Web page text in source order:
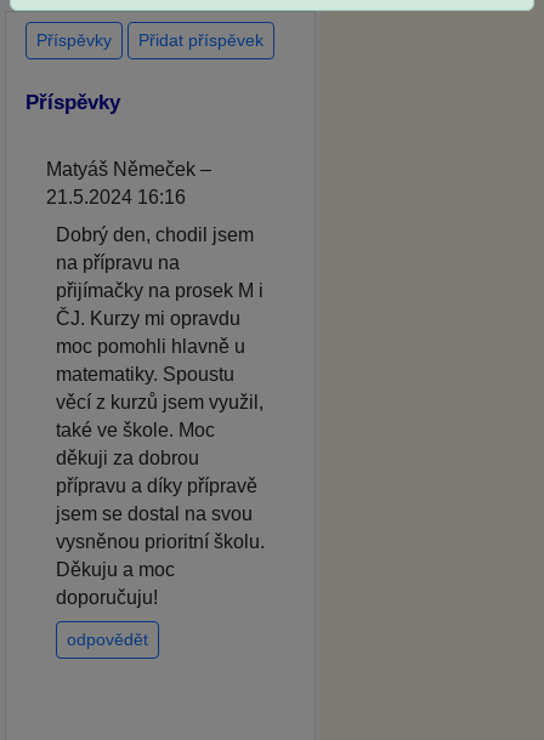
Příspěvky Přidat příspěvek
Příspěvky
Matyáš Němeček –
21.5.2024 16:16
Dobrý den, chodil jsem
na přípravu na
přijímačky na prosek M i
ČJ. Kurzy mi opravdu
moc pomohli hlavně u
matematiky. Spoustu
věcí z kurzů jsem využil,
také ve škole. Moc
děkuji za dobrou
přípravu a díky přípravě
jsem se dostal na svou
vysněnou prioritní školu.
Děkuju a moc
doporučuju!
odpovědět